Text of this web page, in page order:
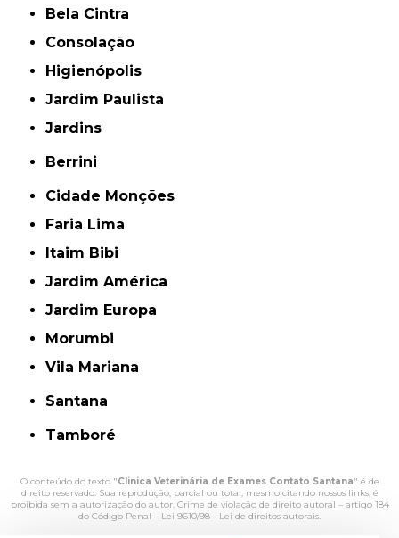
Bela Cintra
Consolação
Higienópolis
Jardim Paulista
Jardins
Berrini
Cidade Monções
Faria Lima
Itaim Bibi
Jardim América
Jardim Europa
Morumbi
Vila Mariana
Santana
Tamboré
O conteúdo do texto "Clinica Veterinária de Exames Contato Santana" é de
direito reservado. Sua reprodução, parcial ou total, mesmo citando nossos links, é
proibida sem a autorização do autor. Crime de violação de direito autoral – artigo 184
do Código Penal – Lei 9610/98 - Lei de direitos autorais.